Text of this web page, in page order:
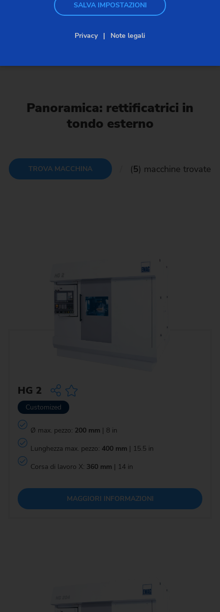
Panoramica: rettificatrici in
tondo esterno
TROVA MACCHINA (5) macchine trovate
HG 2
Customized
Ø max. pezzo: 200 mm | 8 in
Lunghezza max. pezzo: 400 mm | 15.5 in
Corsa di lavoro X: 360 mm | 14 in
MAGGIORI INFORMAZIONI
SALVA IMPOSTAZIONI
Privacy Note legali